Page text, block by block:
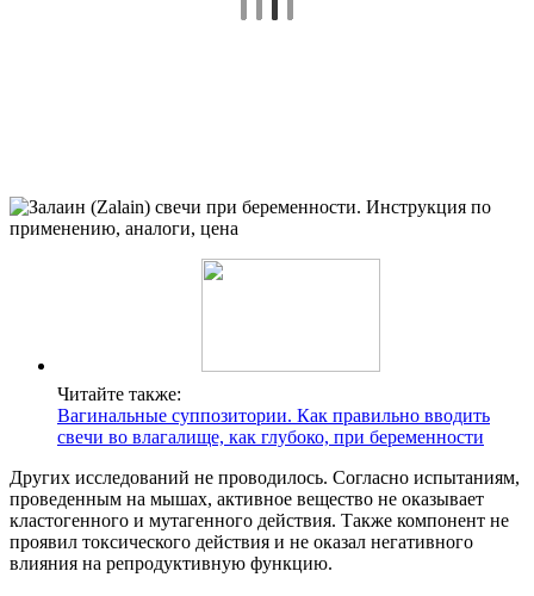
Читайте также:
Вагинальные суппозитории. Как правильно вводить
свечи во влагалище, как глубоко, при беременности
Других исследований не проводилось. Согласно испытаниям,
проведенным на мышах, активное вещество не оказывает
кластогенного и мутагенного действия. Также компонент не
проявил токсического действия и не оказал негативного
влияния на репродуктивную функцию.